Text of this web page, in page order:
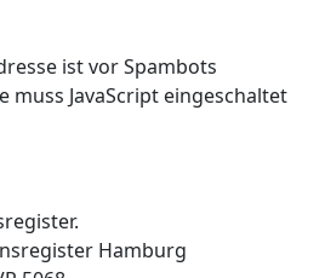
ist vor Spambots
muss JavaScript eingeschaltet
Hamburg